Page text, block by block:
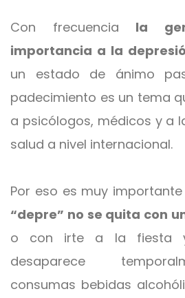
Con frecuencia la
importancia a la
un estado de ánimo
padecimiento es un tema
a psicólogos, médicos y a
salud a nivel internacional.
Por eso es muy
“depre” no se quita con
o con irte a la fiesta
desaparece
consumas bebidas